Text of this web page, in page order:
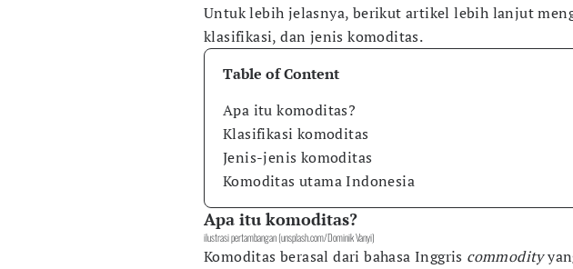
Untuk lebih jelasnya, berikut artikel lebih lanjut
klasifikasi, dan jenis komoditas.
Table of Content
Apa itu komoditas?
Klasifikasi komoditas
Jenis-jenis komoditas
Komoditas utama Indonesia
Apa itu komoditas?
ilustrasi pertambangan (unsplash.com/Dominik Vanyi)
Komoditas berasal dari bahasa Inggris commodity